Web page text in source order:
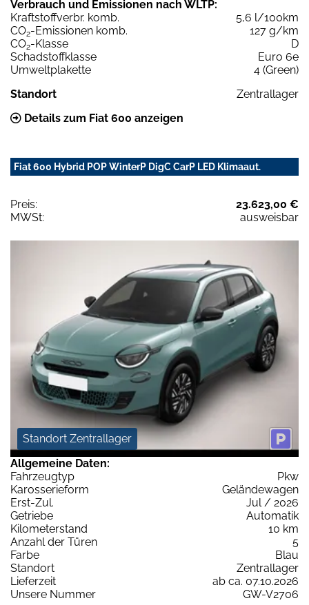
Verbrauch und Emissionen nach WLTP:
Kraftstoffverbr. komb.
5,6 l/100km
CO2-Emissionen komb.
127 g/km
CO2-Klasse
D
Schadstoffklasse
Euro 6e
Umweltplakette
4 (Green)
Standort
Zentrallager
Details zum Fiat 600 anzeigen
Fiat 600 Hybrid POP WinterP DigC CarP LED Klimaaut.
Preis:
23.623,00 €
MWSt:
ausweisbar
Standort Zentrallager
Allgemeine Daten:
Fahrzeugtyp
Pkw
Karosserieform
Geländewagen
Erst-Zul.
Jul / 2026
Getriebe
Automatik
Kilometerstand
10 km
Anzahl der Türen
5
Farbe
Blau
Standort
Zentrallager
Lieferzeit
ab ca. 07.10.2026
Unsere Nummer
GW-V2706